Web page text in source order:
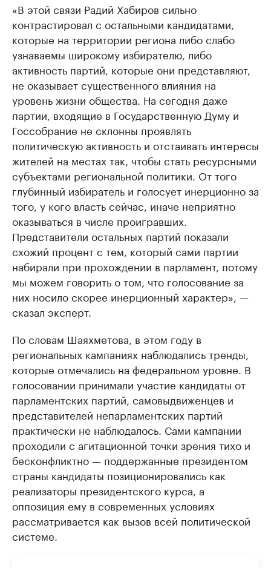
«В этой связи Радий Хабиров сильно
контрастировал с остальными кандидатами,
которые на территории региона либо слабо
узнаваемы широкому избирателю, либо
активность партий, которые они представляют,
не оказывает существенного влияния на
уровень жизни общества. На сегодня даже
партии, входящие в Государственную Думу и
Госсобрание не склонны проявлять
политическую активность и отстаивать интересы
жителей на местах так, чтобы стать ресурсными
субъектами региональной политики. От того
глубинный избиратель и голосует инерционно за
того, у кого власть сейчас, иначе неприятно
оказываться в числе проигравших.
Представители остальных партий показали
схожий процент с тем, который сами партии
набирали при прохождении в парламент, потому
мы можем говорить о том, что голосование за
них носило скорее инерционный характер», —
сказал эксперт.
По словам Шаяхметова, в этом году в
региональных кампаниях наблюдались тренды,
которые отмечались на федеральном уровне. В
голосовании принимали участие кандидаты от
парламентских партий, самовыдвиженцев и
представителей непарламентских партий
практически не наблюдалось. Сами кампании
проходили с агитационной точки зрения тихо и
бесконфликтно — поддержанные президентом
страны кандидаты позиционировались как
реализаторы президентского курса, а
оппозиция ему в современных условиях
рассматривается как вызов всей политической
системе.